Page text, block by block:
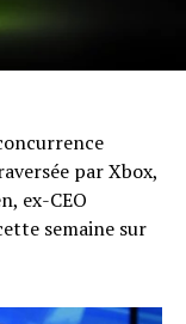
par Xbox,
ex-CEO
semaine sur